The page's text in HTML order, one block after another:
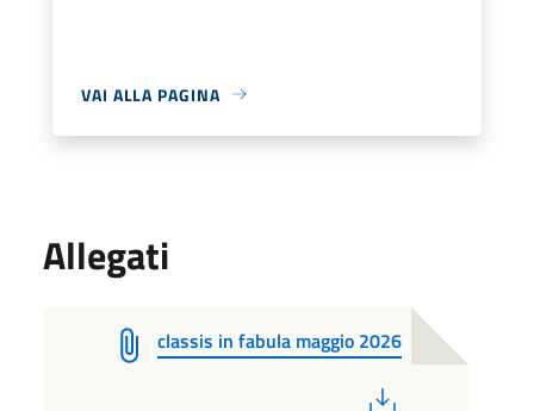
VAI ALLA PAGINA
Allegati
classis in fabula maggio 2026